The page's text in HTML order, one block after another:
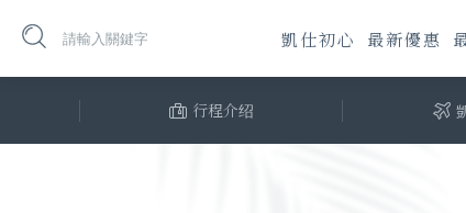
凱仕初心 最新優惠
行程介绍